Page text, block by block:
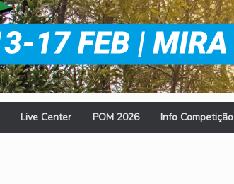
Live Center POM 2026 Info Competição